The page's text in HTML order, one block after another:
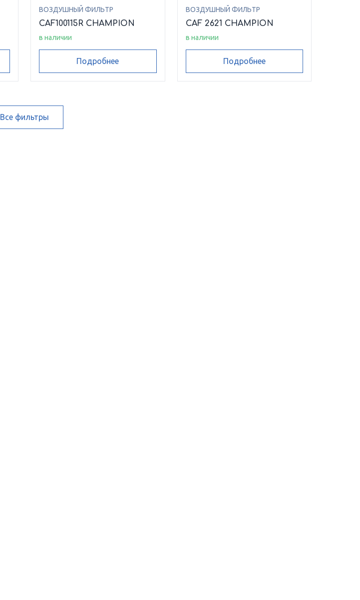
ВОЗДУШНЫЙ ФИЛЬТР
CAF100115R CHAMPION
в наличии
Подробнее
ВОЗДУШНЫЙ ФИЛЬТР
CAF 2621 CHAMPION
в наличии
Подробнее
Все фильтры